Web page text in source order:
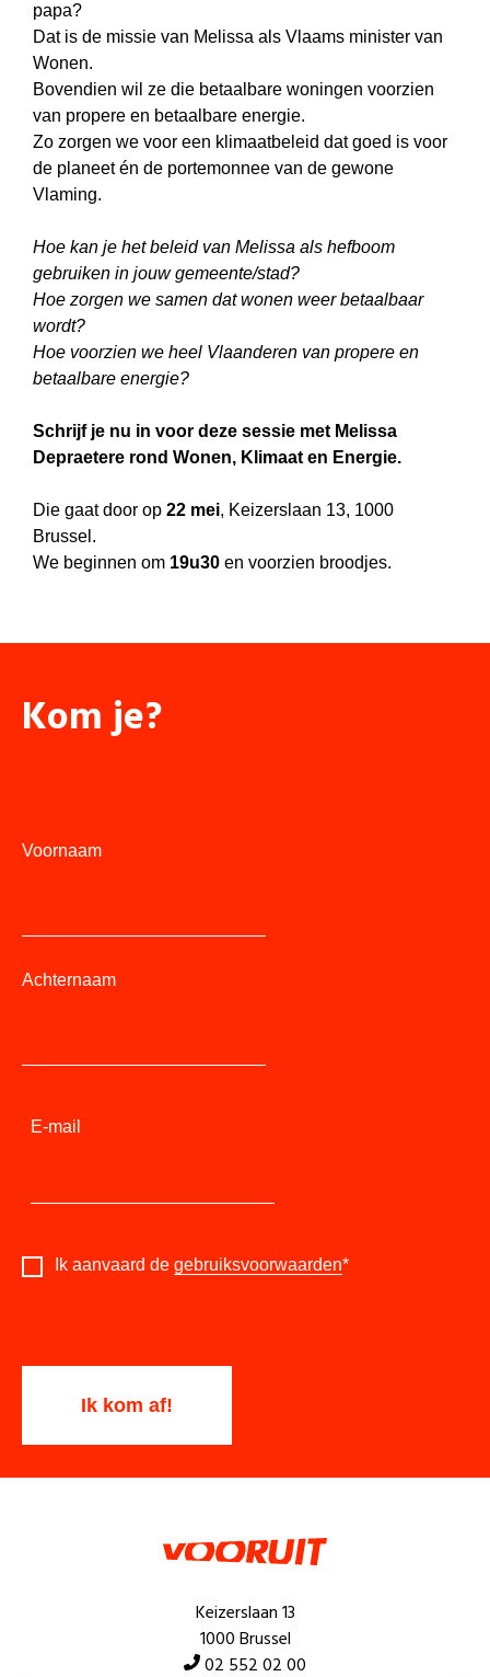
papa?
Dat is de missie van Melissa als Vlaams minister van
Wonen.
Bovendien wil ze die betaalbare woningen voorzien
van propere en betaalbare energie.
Zo zorgen we voor een klimaatbeleid dat goed is voor
de planeet én de portemonnee van de gewone
Vlaming.
Hoe kan je het beleid van Melissa als hefboom
gebruiken in jouw gemeente/stad?
Hoe zorgen we samen dat wonen weer betaalbaar
wordt?
Hoe voorzien we heel Vlaanderen van propere en
betaalbare energie?
Schrijf je nu in voor deze sessie met Melissa
Depraetere rond Wonen, Klimaat en Energie.
Die gaat door op22 mei, Keizerslaan 13, 1000
Brussel.
We beginnen om 19u30 en voorzien broodjes.
Kom je?
Voornaam
Achternaam
E-mail
Ik aanvaard de gebruiksvoorwaarden*
Keizerslaan 13
1000 Brussel
02 552 02 00